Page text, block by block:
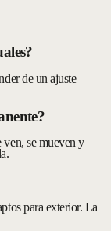
de un ajuste
ven, se mueven y
para exterior. La